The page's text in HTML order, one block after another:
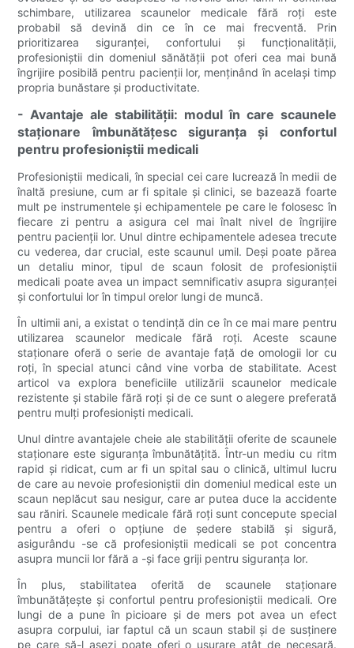
schimbare, utilizarea scaunelor medicale fără roți este
probabil să devină din ce în ce mai frecventă. Prin
prioritizarea siguranței, confortului și funcționalității,
profesioniștii din domeniul sănătății pot oferi cea mai bună
îngrijire posibilă pentru pacienții lor, menținând în același timp
propria bunăstare și productivitate.
- Avantaje ale stabilității: modul în care scaunele
staționare îmbunătățesc siguranța și confortul
pentru profesioniștii medicali
Profesioniștii medicali, în special cei care lucrează în medii de
înaltă presiune, cum ar fi spitale și clinici, se bazează foarte
mult pe instrumentele și echipamentele pe care le folosesc în
fiecare zi pentru a asigura cel mai înalt nivel de îngrijire
pentru pacienții lor. Unul dintre echipamentele adesea trecute
cu vederea, dar crucial, este scaunul umil. Deși poate părea
un detaliu minor, tipul de scaun folosit de profesioniștii
medicali poate avea un impact semnificativ asupra siguranței
și confortului lor în timpul orelor lungi de muncă.
În ultimii ani, a existat o tendință din ce în ce mai mare pentru
utilizarea scaunelor medicale fără roți. Aceste scaune
staționare oferă o serie de avantaje față de omologii lor cu
roți, în special atunci când vine vorba de stabilitate. Acest
articol va explora beneficiile utilizării scaunelor medicale
rezistente și stabile fără roți și de ce sunt o alegere preferată
pentru mulți profesioniști medicali.
Unul dintre avantajele cheie ale stabilității oferite de scaunele
staționare este siguranța îmbunătățită. Într-un mediu cu ritm
rapid și ridicat, cum ar fi un spital sau o clinică, ultimul lucru
de care au nevoie profesioniștii din domeniul medical este un
scaun neplăcut sau nesigur, care ar putea duce la accidente
sau răniri. Scaunele medicale fără roți sunt concepute special
pentru a oferi o opțiune de ședere stabilă și sigură,
asigurându -se că profesioniștii medicali se pot concentra
asupra muncii lor fără a -și face griji pentru siguranța lor.
În plus, stabilitatea oferită de scaunele staționare
îmbunătățește și confortul pentru profesioniștii medicali. Ore
lungi de a pune în picioare și de mers pot avea un efect
asupra corpului, iar faptul că un scaun stabil și de susținere
pe care să-l așezi poate oferi o ușurare atât de necesară.